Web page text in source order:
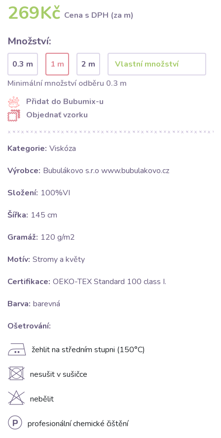
269Kč Cena s DPH (za m)
Množství:
0.3 m 1 m
2 m
Minimální množství odběru 0.3 m
Přidat do Bubumix-u
Objednať vzorku
Kategorie: Viskóza
Výrobce: Bubulákovo s.r.o www.bubulakovo.cz
Složení: 100%VI
Šířka: 145 cm
Gramáž: 120 g/m2
Motív: Stromy a květy
Certifikace: OEKO-TEX Standard 100 class I.
Barva: barevná
Ošetrování:
E žehlit na středním stupni (150°C)
U nesušit v sušičce
H nebělit
L profesionální chemické čištění